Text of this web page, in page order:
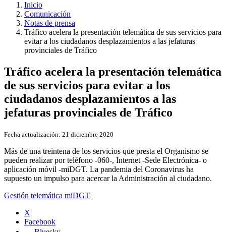
Inicio
Comunicación
Notas de prensa
Tráfico acelera la presentación telemática de sus servicios para
evitar a los ciudadanos desplazamientos a las jefaturas
provinciales de Tráfico
Tráfico acelera la presentación telemática
de sus servicios para evitar a los
ciudadanos desplazamientos a las
jefaturas provinciales de Tráfico
Fecha actualización: 21 diciembre 2020
Más de una treintena de los servicios que presta el Organismo se
pueden realizar por teléfono -060-, Internet -Sede Electrónica- o
aplicación móvil -miDGT. La pandemia del Coronavirus ha
supuesto un impulso para acercar la Administración al ciudadano.
Gestión telemática miDGT
X
Facebook